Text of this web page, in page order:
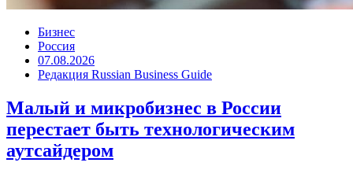
Бизнес
Россия
07.08.2026
Редакция Russian Business Guide
Малый и микробизнес в России
перестает быть технологическим
аутсайдером